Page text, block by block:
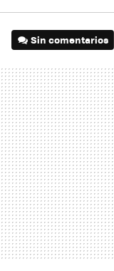
Sin comentarios